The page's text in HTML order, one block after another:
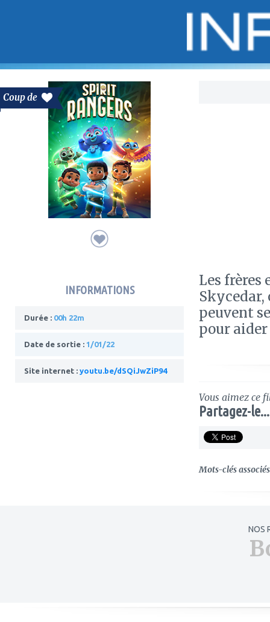
Coup de
INFORMATIONS
Durée : 00h 22m
Date de sortie : 1/01/22
Site internet : youtu.be/dSQiJwZiP94
Les
Skycedar,
peuvent
pour
Vous aimez ce
Partagez-le...
Mots-clés
NOS